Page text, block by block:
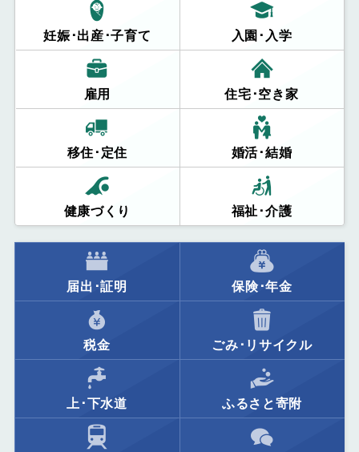
妊娠･出産･子育て 入園･入学
雇用 住宅･空き家
移住･定住 婚活･結婚
健康づくり 福祉･介護
届出･証明 保険･年金
税金 ごみ･リサイクル
上･下水道 ふるさと寄附